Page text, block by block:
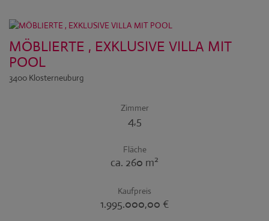
MÖBLIERTE , EXKLUSIVE VILLA MIT
POOL
3400 Klosterneuburg
Zimmer
4,5
Fläche
ca. 260 m2
Kaufpreis
1.995.000,00 €